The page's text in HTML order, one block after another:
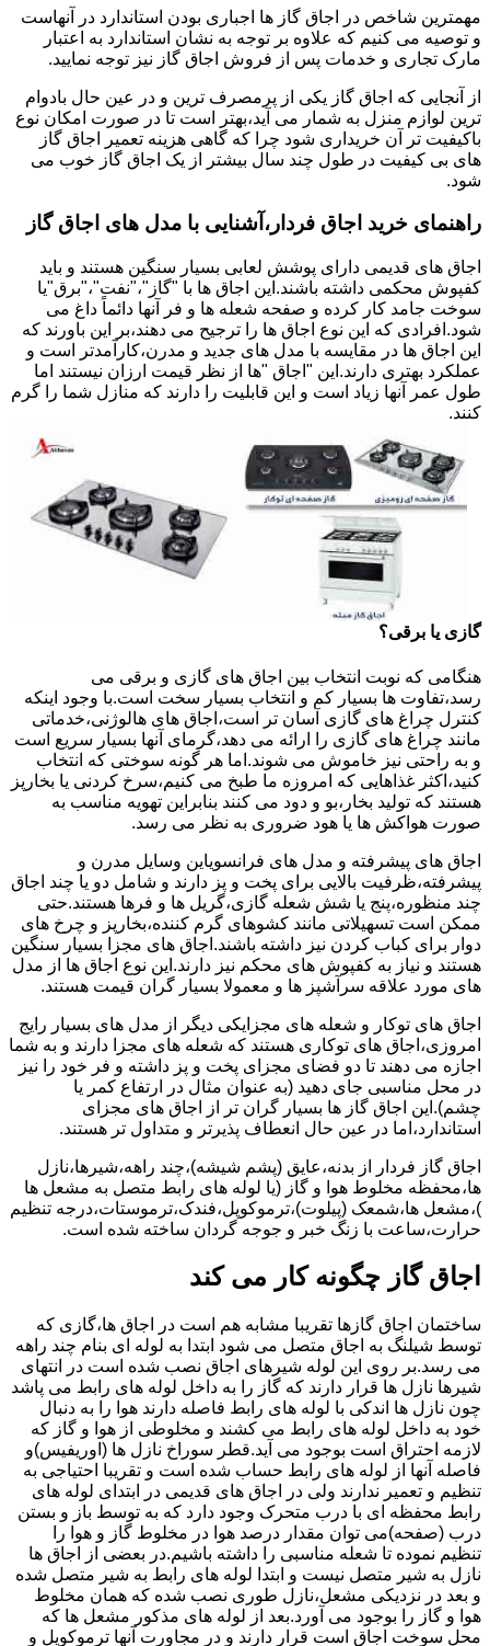
مهمترین شاخص در اجاق گاز ها اجباری بودن استاندارد در آنهاست
و توصیه می کنیم که علاوه بر توجه به نشان استاندارد به اعتبار
مارک تجاری و خدمات پس از فروش اجاق گاز نیز توجه نمایید.
از آنجایی که اجاق گاز یکی از پرمصرف ترین و در عین حال بادوام
ترین لوازم منزل به شمار می آید،بهتر است تا در صورت امکان نوع
باکیفیت تر آن خریداری شود چرا که گاهی هزینه تعمیر اجاق گاز
های بی کیفیت در طول چند سال بیشتر از یک اجاق گاز خوب می
شود.
راهنمای خرید اجاق فردار،آشنایی با مدل های اجاق گاز
اجاق های قدیمی دارای پوشش لعابی بسیار سنگین هستند و باید
کفپوش محکمی داشته باشند.این اجاق ها با "گاز"،"نفت"،"برق"یا
سوخت جامد کار کرده و صفحه شعله ها و فر آنها دائماً داغ می
شود.افرادی که این نوع اجاق ها را ترجیح می دهند،بر این باورند که
این اجاق ها در مقایسه با مدل های جدید و مدرن،کارآمدتر است و
عملکرد بهتری دارند.این "اجاق "ها از نظر قیمت ارزان نیستند اما
طول عمر آنها زیاد است و این قابلیت را دارند که منازل شما را گرم
کنند.
گازی یا برقی؟
هنگامی که نوبت انتخاب بین اجاق های گازی و برقی می
رسد،تفاوت ها بسیار کم و انتخاب بسیار سخت است.با وجود اینکه
کنترل چراغ های گازی آسان تر است،اجاق های هالوژنی،خدماتی
مانند چراغ های گازی را ارائه می دهد،گرمای آنها بسیار سریع است
و به راحتی نیز خاموش می شوند.اما هر گونه سوختی که انتخاب
کنید،اکثر غذاهایی که امروزه ما طبخ می کنیم،سرخ کردنی یا بخارپز
هستند که تولید بخار،بو و دود می کنند بنابراین تهویه مناسب به
صورت هواکش ها یا هود ضروری به نظر می رسد.
اجاق های پیشرفته و مدل های فرانسویاین وسایل مدرن و
پیشرفته،ظرفیت بالایی برای پخت و پز دارند و شامل دو یا چند اجاق
چند منظوره،پنج یا شش شعله گازی،گریل ها و فرها هستند.حتی
ممکن است تسهیلاتی مانند کشوهای گرم کننده،بخارپز و چرخ های
دوار برای کباب کردن نیز داشته باشند.اجاق های مجزا بسیار سنگین
هستند و نیاز به کفپوش های محکم نیز دارند.این نوع اجاق ها از مدل
های مورد علاقه سرآشپز ها و معمولا بسیار گران قیمت هستند.
اجاق های توکار و شعله های مجزایکی دیگر از مدل های بسیار رایج
امروزی،اجاق های توکاری هستند که شعله های مجزا دارند و به شما
اجازه می دهند تا دو فضای مجزای پخت و پز داشته و فر خود را نیز
در محل مناسبی جای دهید (به عنوان مثال در ارتفاع کمر یا
چشم).این اجاق گاز ها بسیار گران تر از اجاق های مجزای
استاندارد،اما در عین حال انعطاف پذیرتر و متداول تر هستند.
اجاق گاز فردار از بدنه،عایق (پشم شیشه)،چند راهه،شیرها،نازل
ها،محفظه مخلوط هوا و گاز (یا لوله های رابط متصل به مشعل ها
)،مشعل ها،شمعک (پیلوت)،ترموکوپل،فندک،ترموستات،درجه تنظیم
حرارت،ساعت با زنگ خبر و جوجه گردان ساخته شده است.
اجاق گاز چگونه کار می کند
ساختمان اجاق گازها تقریبا مشابه هم است در اجاق ها،گازی که
توسط شیلنگ به اجاق متصل می شود ابتدا به لوله ای بنام چند راهه
می رسد.بر روی این لوله شیرهای اجاق نصب شده است در انتهای
شیرها نازل ها قرار دارند که گاز را به داخل لوله های رابط می پاشد
چون نازل ها اندکی با لوله های رابط فاصله دارند هوا را به دنبال
خود به داخل لوله های رابط می کشند و مخلوطی از هوا و گاز که
لازمه احتراق است بوجود می آید.قطر سوراخ نازل ها (اوریفیس)و
فاصله آنها از لوله های رابط حساب شده است و تقریبا احتیاجی به
تنظیم و تعمیر ندارند ولی در اجاق های قدیمی در ابتدای لوله های
رابط محفظه ای با درب متحرک وجود دارد که به توسط باز و بستن
درب (صفحه)می توان مقدار درصد هوا در مخلوط گاز و هوا را
تنظیم نموده تا شعله مناسبی را داشته باشیم.در بعضی از اجاق ها
نازل به شیر متصل نیست و ابتدا لوله های رابط به شیر متصل شده
و بعد در نزدیکی مشعل،نازل طوری نصب شده که همان مخلوط
هوا و گاز را بوجود می آورد.بعد از لوله های مذکور مشعل ها که
محل سوخت اجاق است قرار دارند و در مجاورت آنها ترموکوپل و